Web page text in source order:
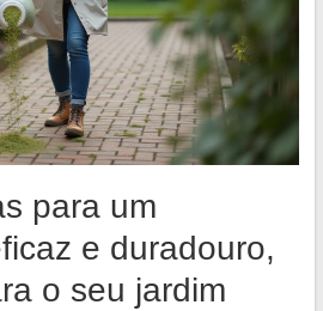
para um
e duradouro,
o seu jardim